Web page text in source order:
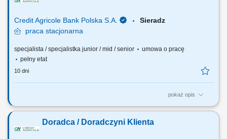
konsekwentna realizacja celów. Aktywne pozyskiwanie klientów i
Credit Agricole Bank Polska S.A.
Sieradz
praca stacjonarna
specjalista / specjalistka junior / mid / senior
umowa o pracę
pełny etat
10 dni
pokaż opis
Jakie będą Twoje zadania: Pozyskiwanie nowych klientów oraz
finansowych do potrzeb klientów. Wsparcie klientów w bankowości
codziennej, internetowej i mobilnej. Aktywna sprzedaż produktów
Doradca / Doradczyni Klienta